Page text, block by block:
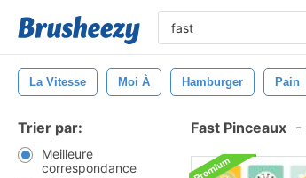
La Vitesse Moi À Hamburger Pain
Trier par:
Meilleure
correspondance
Fast Pinceaux -